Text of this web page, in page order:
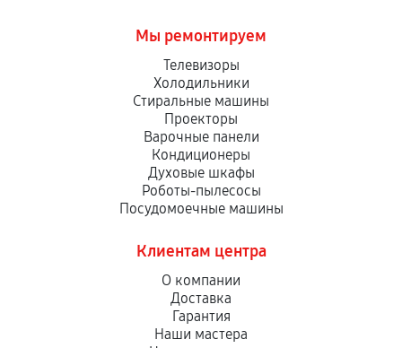
Мы ремонтируем
Телевизоры
Холодильники
Стиральные машины
Проекторы
Варочные панели
Кондиционеры
Духовые шкафы
Роботы-пылесосы
Посудомоечные машины
Клиентам центра
О компании
Доставка
Гарантия
Наши мастера